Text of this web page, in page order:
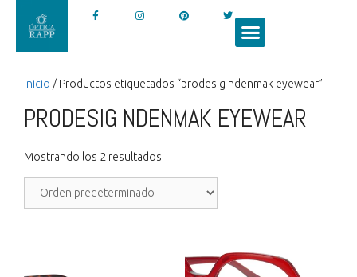
Inicio / Productos etiquetados “prodesig ndenmak eyewear”
PRODESIG NDENMAK EYEWEAR
Mostrando los 2 resultados